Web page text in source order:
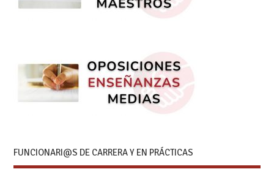
FUNCIONARI@S DE CARRERA Y EN PRÁCTICAS